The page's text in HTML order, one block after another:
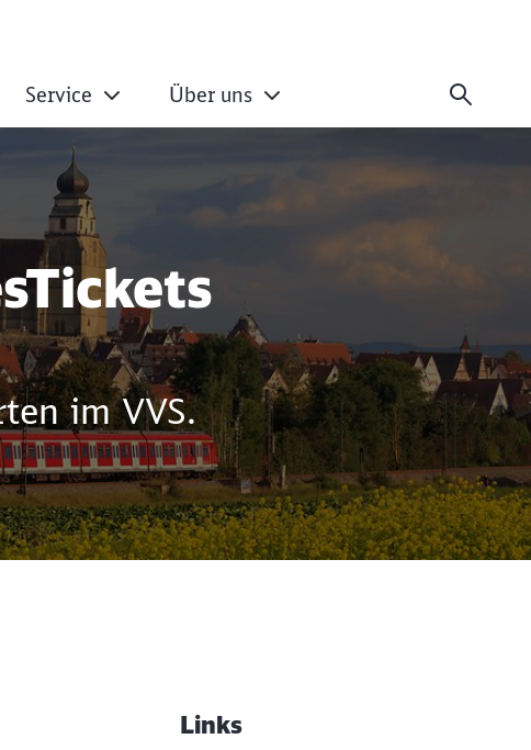
Service Über uns
im VVS.
Weiterführende
Links